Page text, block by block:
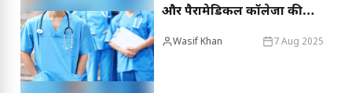
और पैरामेडिकल कॉलेजों की
जांच करेगी क्यूसीआई, फर्जी
Wasif Khan 7 Aug 2025